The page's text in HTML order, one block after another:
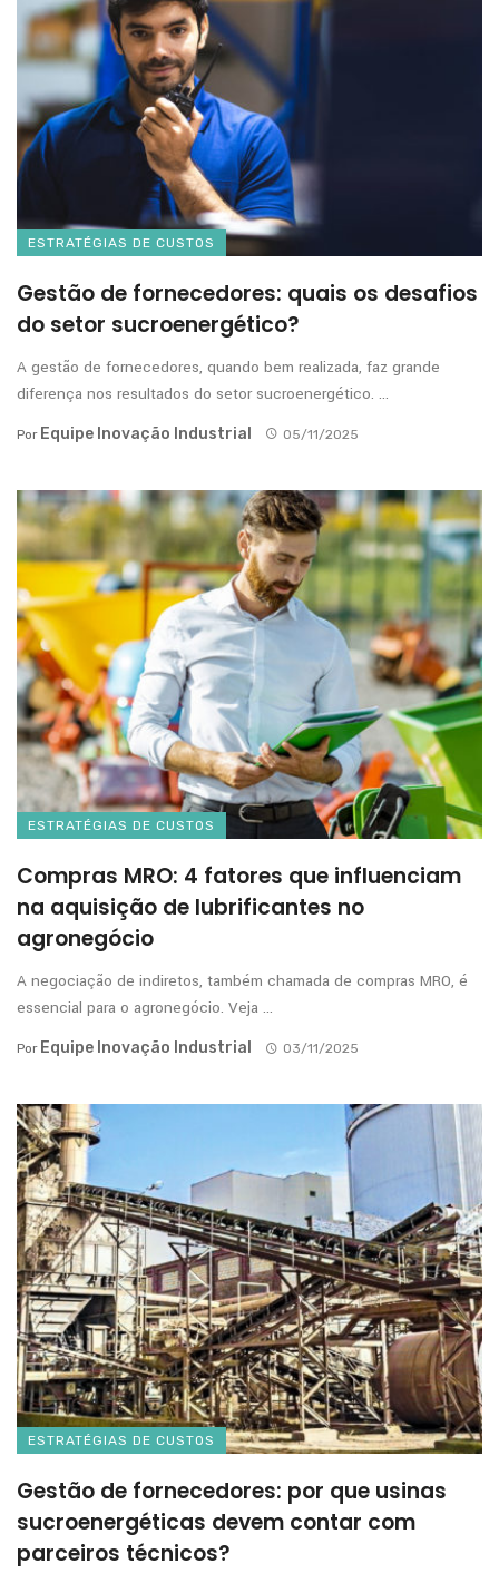
ESTRATÉGIAS DE CUSTOS
Gestão de fornecedores: quais os desafios
do setor sucroenergético?
A gestão de fornecedores, quando bem realizada, faz grande
diferença nos resultados do setor sucroenergético. ...
Por Equipe Inovação Industrial 05/11/2025
ESTRATÉGIAS DE CUSTOS
Compras MRO: 4 fatores que influenciam
na aquisição de lubrificantes no
agronegócio
A negociação de indiretos, também chamada de compras MRO, é
essencial para o agronegócio. Veja ...
Por Equipe Inovação Industrial 03/11/2025
ESTRATÉGIAS DE CUSTOS
Gestão de fornecedores: por que usinas
sucroenergéticas devem contar com
parceiros técnicos?